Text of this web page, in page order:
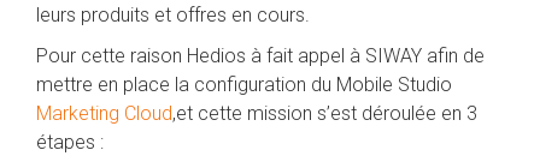
leurs produits et offres en cours.
Pour cette raison Hedios à fait appel à SIWAY afin de
mettre en place la configuration du Mobile Studio
Marketing Cloud,et cette mission s’est déroulée en 3
étapes :